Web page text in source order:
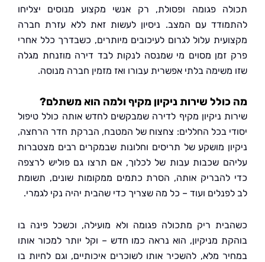
פגומה ופסולת, רק אנשי מקצוע מנוסים יצליחו
עם המצב. ניסיון לעשות זאת ללא עזרת חברה
עלול לגרום לעיכובים מיותרים, כשבדרך כלל אחרי
מסוים מי שמנסה לנקות לבד דירה מוזנחת מגלה
בלתי אפשרית עבורו ואז מזמין חברה מנוסה.
שירות ניקיון מקיף ולמה הוא משתלם?
ניקיון מקיף לדירה שמבקשים לחדש אותה כולל טיפול
בכל החללים: צחצוח של המטבח, הברקת חדר הרחצה,
מושקע של תריסים וחלונות שבמקרים רבים מצטברות
שכבות עבות של לכלוך, אם תרצו גם פוליש לרצפה
אותה, הסרת כתמים ממקומות שונים, תשומת
ועוד – כל מה שצריך כדי שהבית יהיה נקי לגמרי.
ריק מתכולה פגומה ולא מועילה, וכשכל פינה בו
מניקיון, הוא נראה כמו חדש – וקל יותר למכור אותו
מלא, להשכיר אותו לשוכרים איכותיים, וגם לחיות בו